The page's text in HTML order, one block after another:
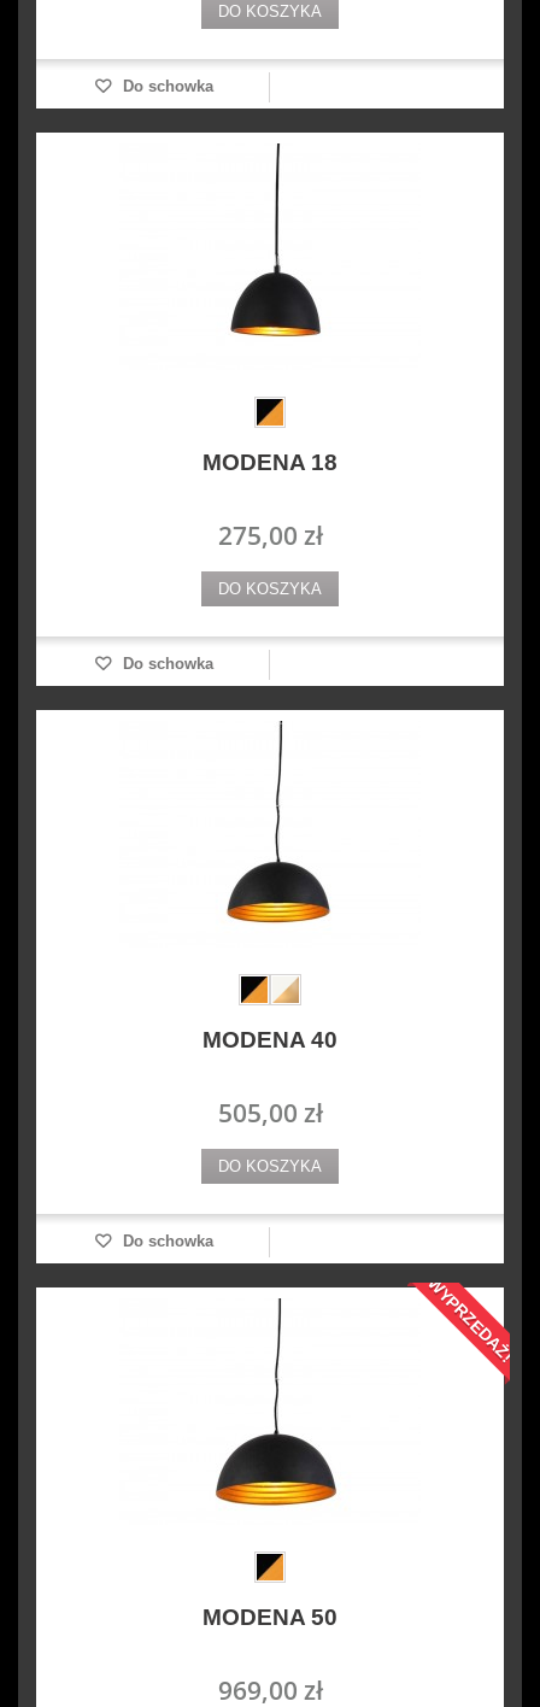
DO KOSZYKA
Do schowka
MODENA 18
275,00 zł
DO KOSZYKA
Do schowka
MODENA 40
505,00 zł
DO KOSZYKA
Do schowka
WYPRZEDAŻ!
MODENA 50
969,00 zł